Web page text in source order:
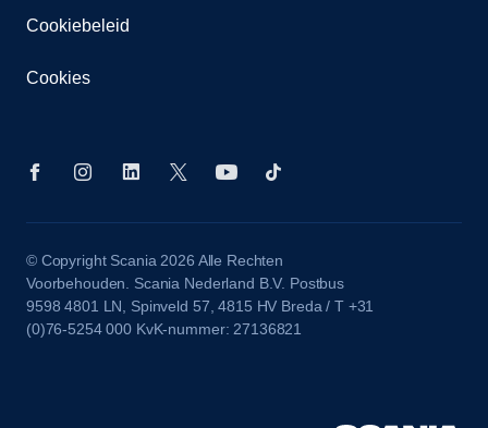
Cookiebeleid
Cookies
© Copyright Scania 2026 Alle Rechten
Voorbehouden. Scania Nederland B.V. Postbus
9598 4801 LN, Spinveld 57, 4815 HV Breda / T +31
(0)76-5254 000 KvK-nummer: 27136821